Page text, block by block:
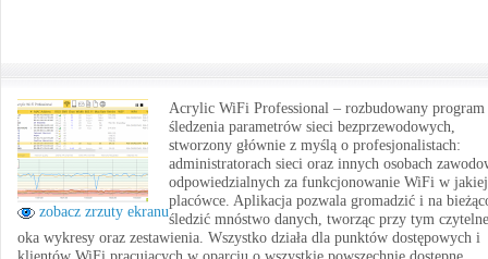
zobacz zrzuty ekranu
Acrylic WiFi Professional – rozbudowany program
śledzenia parametrów sieci bezprzewodowych,
stworzony głównie z myślą o profesjonalistach:
administratorach sieci oraz innych osobach
odpowiedzialnych za funkcjonowanie WiFi w
placówce. Aplikacja pozwala gromadzić i na
śledzić mnóstwo danych, tworząc przy tym
oka wykresy oraz zestawienia. Wszystko działa dla punktów dostępowych i